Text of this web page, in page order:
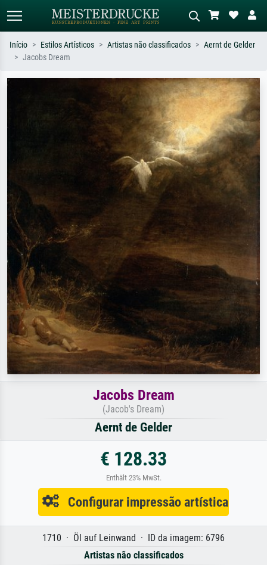
ex: Monet, Noite Estrelada,
impressionismo, onda de Hokusai, nu.
Descreva a cena – ex: prado verde,
abstrato com muito vermelho, pintura
a óleo escura, nu em pé ao lado de
uma árvore.
Início Estilos Artísticos Artistas não classificados
Aernt de Gelder
Jacobs Dream
Jacobs Dream
(Jacob's Dream)
Aernt de Gelder
€ 128.33
Enthält 23% MwSt.
Configurar impressão artística
1710 · Öl auf Leinwand · ID da imagem: 6796
Artistas não classificados